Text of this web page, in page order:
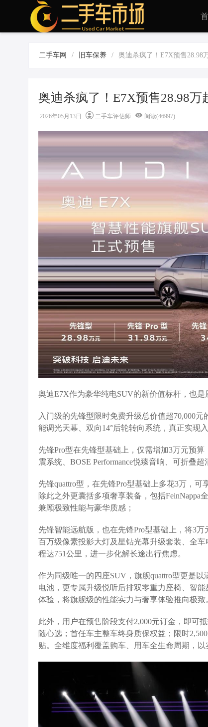
二手车网 / 旧车保养 / 奥迪杀疯了！E7X预售28.98
奥迪杀疯了！E7X预售28.98万
2026年05月13日 二手车评估师 阅读(46997)
奥迪E7X作为豪华纯电SUV的新价值标杆，也是
入门级的先锋型限时免费升级总价值超70,000
能调光天幕、双向14°后轮转向系统，真正实现入
先锋Pro型在先锋型基础上，仅需增加3万元预
震系统、BOSE Performance悦臻音响、可折叠
先锋quattro型，在先锋Pro型基础上多花3万，可
除此之外更囊括多项奢享装备，包括FeinNappa
兼顾极致性能与豪华质感；
先锋智能远航版，也在先锋Pro型基础上，将3
百万级像素投影大灯及星钻光幕升级套装、全
程达751公里，进一步化解长途出行焦虑。
作为同级唯一的四座SUV，旗舰quattro型更是
电池，更专属升级悦听后排双零重力座椅、智
体验，将旗舰级的性能实力与奢享体验推向极致
此外，用户在预售阶段支付2,000元订金，即可
随心选；首任车主整车终身质保权益；限时
贴。全维度福利覆盖购车、用车全生命周期，